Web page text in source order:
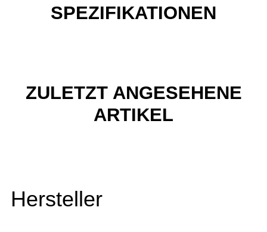
SPEZIFIKATIONEN
ZULETZT ANGESEHENE
ARTIKEL
Hersteller